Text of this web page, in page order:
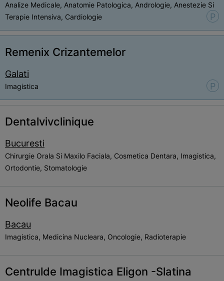
Analize Medicale, Anatomie Patologica, Andrologie, Anestezie Si
Terapie Intensiva, Cardiologie
P
Remenix Crizantemelor
Galati
Imagistica P
Dentalvivclinique
Bucuresti
Chirurgie Orala Si Maxilo Faciala, Cosmetica Dentara, Imagistica,
Ortodontie, Stomatologie
Neolife Bacau
Bacau
Imagistica, Medicina Nucleara, Oncologie, Radioterapie
Centrulde Imagistica Eligon -Slatina